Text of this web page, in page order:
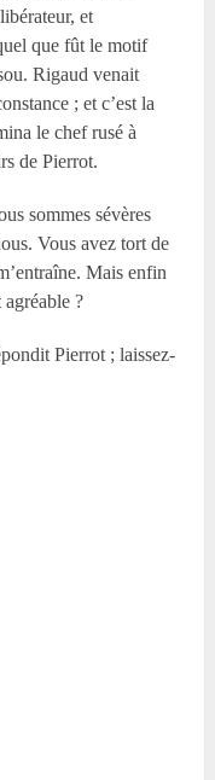
et
que fût le motif
Rigaud venait
; et c’est la
le chef rusé à
de Pierrot.
sommes sévères
Vous avez tort de
Mais enfin
?
Pierrot ; laissez-